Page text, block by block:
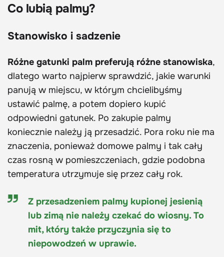
Co lubią palmy?
Stanowisko i sadzenie
Różne gatunki palm preferują różne stanowiska,
dlatego warto najpierw sprawdzić, jakie warunki
panują w miejscu, w którym chcielibyśmy
ustawić palmę, a potem dopiero kupić
odpowiedni gatunek. Po zakupie palmy
koniecznie należy ją przesadzić. Pora roku nie ma
znaczenia, ponieważ domowe palmy i tak cały
czas rosną w pomieszczeniach, gdzie podobna
temperatura utrzymuje się przez cały rok.
Z przesadzeniem palmy kupionej jesienią
lub zimą nie należy czekać do wiosny. To
mit, który także przyczynia się to
niepowodzeń w uprawie.